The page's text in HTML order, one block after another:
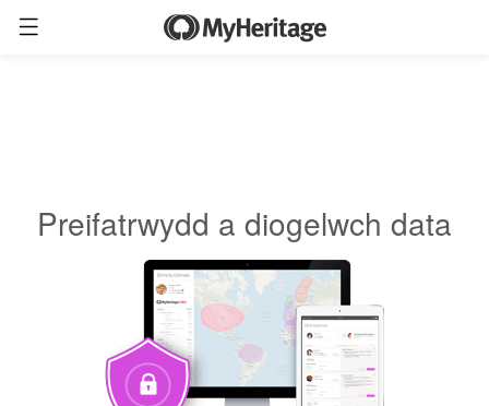
Preifatrwydd a diogelwch data